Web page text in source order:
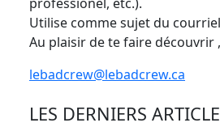
professionel, etc.).
Utilise comme sujet du courriel
Au plaisir de te faire découvrir
lebadcrew@lebadcrew.ca
LES DERNIERS